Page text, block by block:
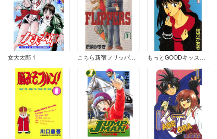
女大太郎 1 こちら新宿フリッパーズ 1 もっとGOODキッス！ 1